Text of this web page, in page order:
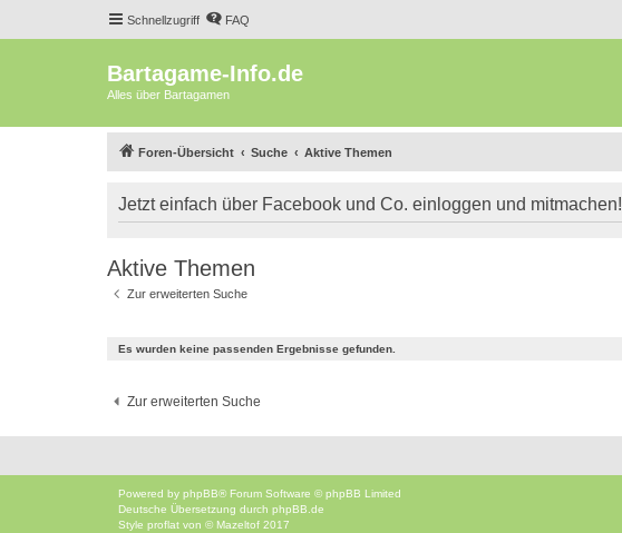
Schnellzugriff FAQ
Bartagame-Info.de
Alles über Bartagamen
Foren-Übersicht Suche Aktive Themen
Jetzt einfach über Facebook und Co. einloggen und mitmachen!
Aktive Themen
Zur erweiterten Suche
Es wurden keine passenden Ergebnisse gefunden.
Zur erweiterten Suche
Powered by phpBB® Forum Software © phpBB Limited
Deutsche Übersetzung durch phpBB.de
Style proflat von © Mazeltof 2017